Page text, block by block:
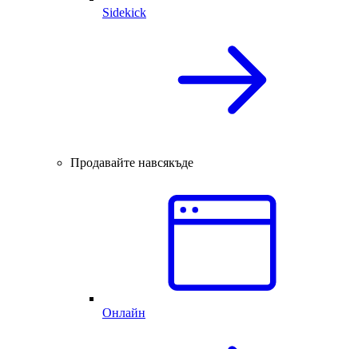
Sidekick
Продавайте навсякъде
Онлайн